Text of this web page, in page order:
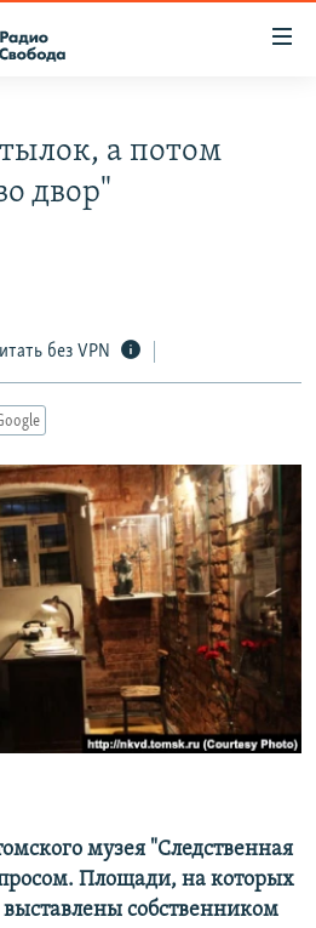
а потом
двор"
без VPN
музея "Следственная
Площади, на которых
выставлены собственником